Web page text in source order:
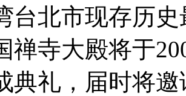
北市现存历史
禅寺大殿将于
典礼，届时将